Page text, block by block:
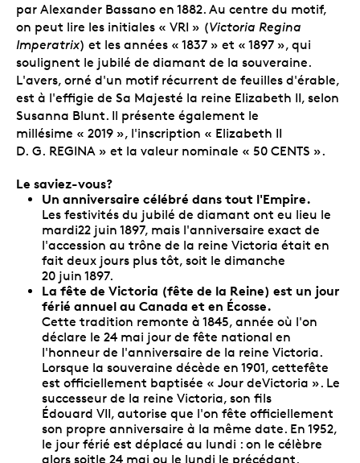
par Alexander Bassano en 1882. Au centre du motif,
on peut lire les initiales « VRI » (Victoria Regina
Imperatrix) et les années « 1837 » et « 1897 », qui
soulignent le jubilé de diamant de la souveraine.
L'avers, orné d'un motif récurrent de feuilles d'érable,
est à l'effigie de Sa Majesté la reine Elizabeth II, selon
Susanna Blunt. Il présente également le
millésime « 2019 », l'inscription « Elizabeth II
D. G. REGINA » et la valeur nominale « 50 CENTS ».
Le saviez-vous?
Un anniversaire célébré dans tout l'Empire.
Les festivités du jubilé de diamant ont eu lieu le
mardi22 juin 1897, mais l'anniversaire exact de
l'accession au trône de la reine Victoria était en
fait deux jours plus tôt, soit le dimanche
20 juin 1897.
La fête de Victoria (fête de la Reine) est un jour
férié annuel au Canada et en Écosse.
Cette tradition remonte à 1845, année où l'on
déclare le 24 mai jour de fête national en
l'honneur de l'anniversaire de la reine Victoria.
Lorsque la souveraine décède en 1901, cettefête
est officiellement baptisée « Jour deVictoria ». Le
successeur de la reine Victoria, son fils
Édouard VII, autorise que l'on fête officiellement
son propre anniversaire à la même date. En 1952,
le jour férié est déplacé au lundi : on le célèbre
alors soitle 24 mai ou le lundi le précédant.